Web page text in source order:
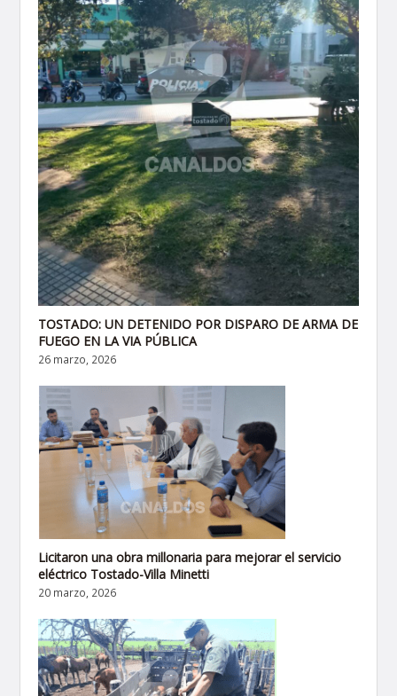
TOSTADO: UN DETENIDO POR DISPARO DE ARMA DE
FUEGO EN LA VIA PÚBLICA
26 marzo, 2026
Licitaron una obra millonaria para mejorar el servicio
eléctrico Tostado-Villa Minetti
20 marzo, 2026